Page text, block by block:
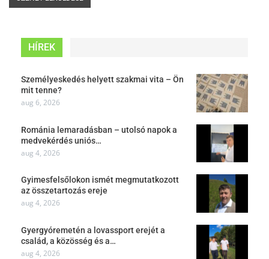
HÍREK
Személyeskedés helyett szakmai vita – Ön
mit tenne?
aug 6, 2026
Románia lemaradásban – utolsó napok a
medvekérdés uniós…
aug 4, 2026
Gyimesfelsőlokon ismét megmutatkozott
az összetartozás ereje
aug 4, 2026
Gyergyóremetén a lovassport erejét a
család, a közösség és a…
aug 4, 2026